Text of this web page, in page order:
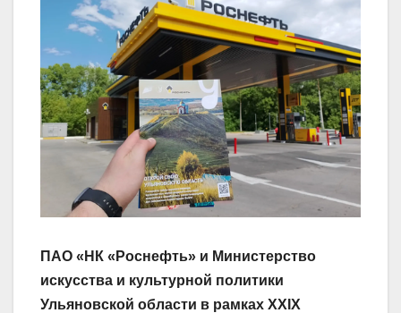
ПАО «НК «Роснефть» и Министерство
искусства и культурной политики
Ульяновской области в рамках XXIX